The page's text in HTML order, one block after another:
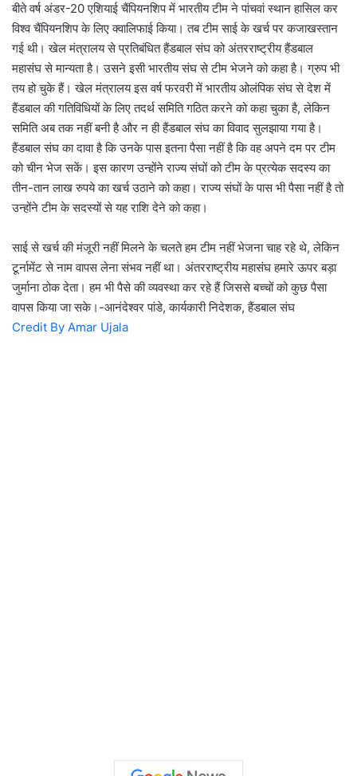
बीते वर्ष अंडर-20 एशियाई चैंपियनशिप में भारतीय टीम ने पांचवां स्थान हासिल कर
विश्व चैंपियनशिप के लिए क्वालिफाई किया। तब टीम साई के खर्च पर कजाखस्तान
गई थी। खेल मंत्रालय से प्रतिबंधित हैंडबाल संघ को अंतरराष्ट्रीय हैंडबाल
महासंघ से मान्यता है। उसने इसी भारतीय संघ से टीम भेजने को कहा है। ग्रुप भी
तय हो चुके हैं। खेल मंत्रालय इस वर्ष फरवरी में भारतीय ओलंपिक संघ से देश में
हैंडबाल की गतिविधियों के लिए तदर्थ समिति गठित करने को कहा चुका है, लेकिन
समिति अब तक नहीं बनी है और न ही हैंडबाल संघ का विवाद सुलझाया गया है।
हैंडबाल संघ का दावा है कि उनके पास इतना पैसा नहीं है कि वह अपने दम पर टीम
को चीन भेज सकें। इस कारण उन्होंने राज्य संघों को टीम के प्रत्येक सदस्य का
तीन-तान लाख रुपये का खर्च उठाने को कहा। राज्य संघों के पास भी पैसा नहीं है तो
उन्होंने टीम के सदस्यों से यह राशि देने को कहा।
साई से खर्च की मंजूरी नहीं मिलने के चलते हम टीम नहीं भेजना चाह रहे थे, लेकिन
टूर्नामेंट से नाम वापस लेना संभव नहीं था। अंतरराष्ट्रीय महासंघ हमारे ऊपर बड़ा
जुर्माना ठोक देता। हम भी पैसे की व्यवस्था कर रहे हैं जिससे बच्चों को कुछ पैसा
वापस किया जा सके।-आनंदेश्वर पांडे, कार्यकारी निदेशक, हैंडबाल संघ
Credit By Amar Ujala